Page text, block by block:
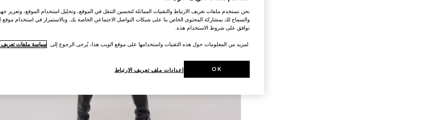
نحن نستخدم ملفات تعريف الارتباط والتقنيات المماثلة لتحسين التنقل في الموقع، وتحليل استخدام الموقع، وتعزيز
والسماح لك بمشاركة المحتوى الخاص بنا على شبكات التواصل الاجتماعي الخاصة بك. وبالاستمرار في استخدام موقع
توافق على شروط الاستخدام هذه.
.لمزيد من المعلومات حول هذه التقنيات واستخدامها على موقع الويب هذا، يُرجى الرجوع إلى سياسة ملفات تعريف
إعدادات ملف تعريف الارتباط OK